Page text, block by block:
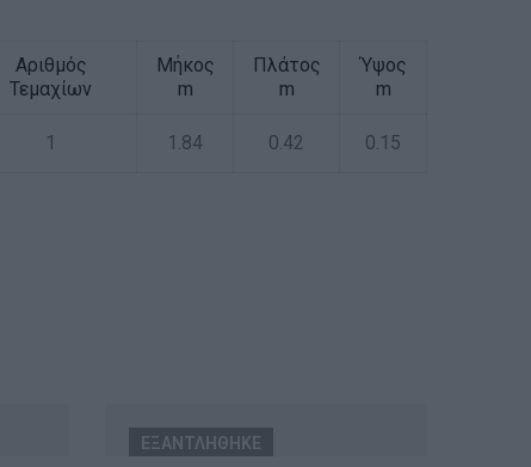
Αριθμός
Τεμαχίων
Μήκος
m
Πλάτος
m
Ύψος
m
1 1.84 0.42 0.15
ΕΞΑΝΤΛΗΘΗΚΕ